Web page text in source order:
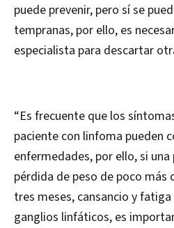
puede prevenir, pero sí se
tempranas, por ello, es
especialista para descartar
“Es frecuente que los
paciente con linfoma pueden
enfermedades, por ello, si
pérdida de peso de poco más
tres meses, cansancio y
ganglios linfáticos, es